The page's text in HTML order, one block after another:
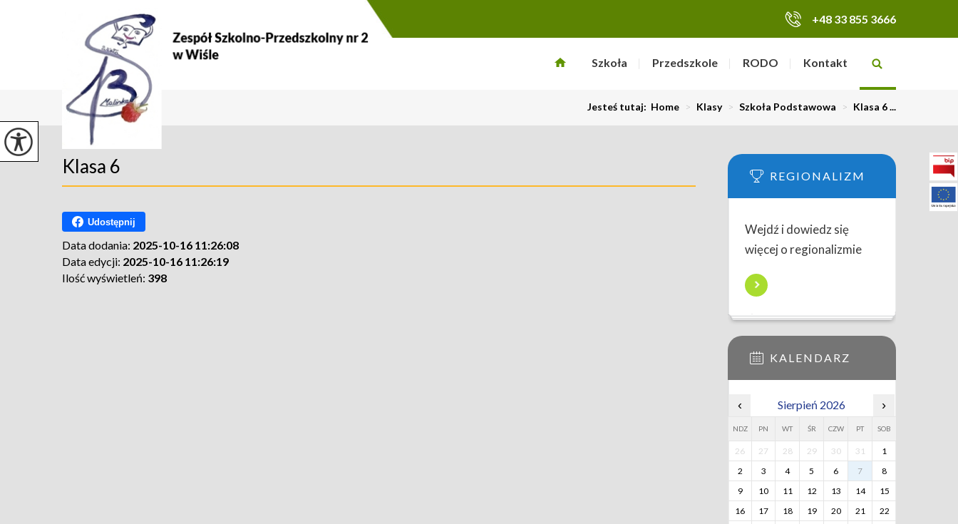
+48 33 855 3666
Szkoła Przedszkole RODO Kontakt
Jesteś tutaj: Home > Klasy > Szkoła Podstawowa > Klasa 6 ...
Klasa 6
Udostępnij
Data dodania: 2025-10-16 11:26:08
Data edycji: 2025-10-16 11:26:19
Ilość wyświetleń: 398
REGIONALIZM
Wejdź i dowiedz się
więcej o regionalizmie
KALENDARZ
‹ Sierpień 2026 ›
NDZ PN WT ŚR CZW PT SOB
26 27 28 29 30 31
1
2
3 4 5 6 7
8
9
10 11 12 13 14
15
16
17 18 19 20 21
22